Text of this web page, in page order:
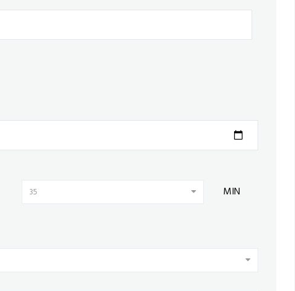
35 MIN